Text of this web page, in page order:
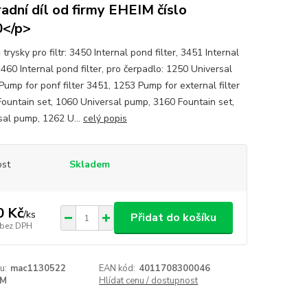
díl od firmy EHEIM číslo
p>
trysky pro filtr: 3450 Internal pond filter, 3451 Internal
Internal pond filter, pro čerpadlo: 1250 Universal
for ponf filter 3451, 1253 Pump for external filter
set, 1060 Universal pump, 3160 Fountain set,
pump, 1262 U... celý popis
Skladem
Kč/ks
bez DPH
Přidat do košíku
mac1130522 EAN kód: 4011708300046
Hlídat cenu / dostupnost